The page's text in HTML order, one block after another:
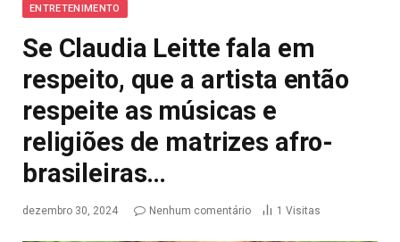
ENTRETENIMENTO
Se Claudia Leitte fala em
respeito, que a artista então
respeite as músicas e
religiões de matrizes afro-
brasileiras…
dezembro 30, 2024 Nenhum comentário 1 Visitas